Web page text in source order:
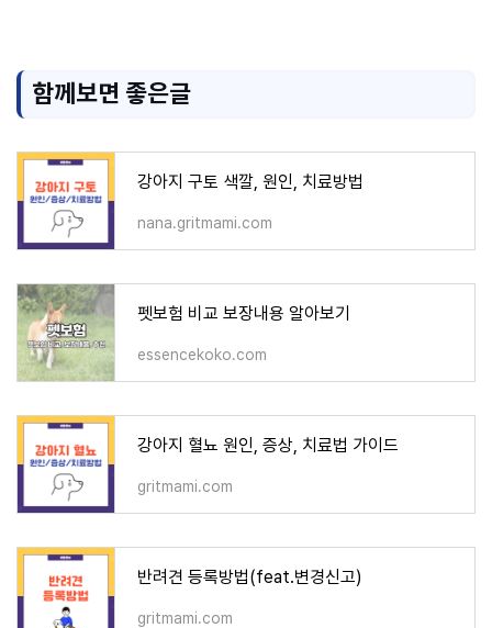
함께보면 좋은글
강아지 구토 색깔, 원인, 치료방법
nana.gritmami.com
펫보험 비교 보장내용 알아보기
essencekoko.com
강아지 혈뇨 원인, 증상, 치료법 가이드
gritmami.com
반려견 등록방법(feat.변경신고)
gritmami.com